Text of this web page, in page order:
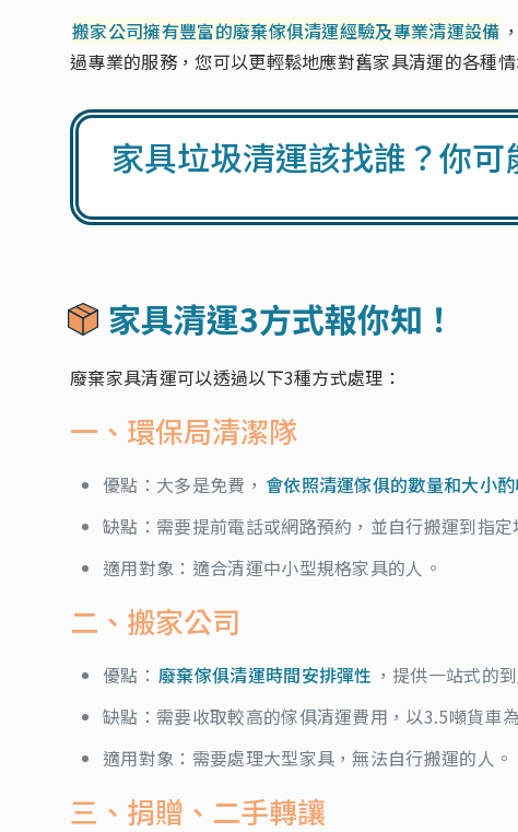
搬家公司擁有豐富的廢棄傢俱清運經驗及專業清運設備
過專業的服務，您可以更輕鬆地應對舊家具清運的各種
家具垃圾清運該找誰？你可
家具清運3方式報你知！
廢棄家具清運可以透過以下3種方式處理：
一、環保局清潔隊
優點：大多是免費， 會依照清運傢俱的數量和大小
缺點：需要提前電話或網路預約，並自行搬運到指定
適用對象：適合清運中小型規格家具的人。
二、搬家公司
優點： 廢棄傢俱清運時間安排彈性 ，提供一站式的
缺點：需要收取較高的傢俱清運費用，以3.5噸貨車
適用對象：需要處理大型家具，無法自行搬運的人。
三、捐贈、二手轉讓